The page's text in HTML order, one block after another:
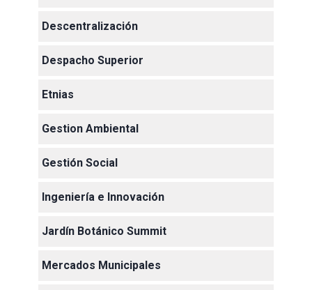
Descentralización
Despacho Superior
Etnias
Gestion Ambiental
Gestión Social
Ingeniería e Innovación
Jardín Botánico Summit
Mercados Municipales